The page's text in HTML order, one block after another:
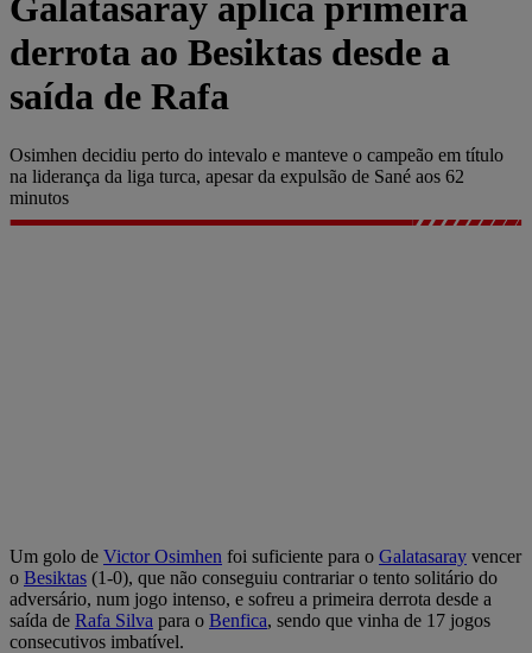
Galatasaray aplica primeira
derrota ao Besiktas desde a
saída de Rafa
Osimhen decidiu perto do intevalo e manteve o campeão em título
na liderança da liga turca, apesar da expulsão de Sané aos 62
minutos
Um golo de Victor Osimhen foi suficiente para o Galatasaray vencer
o Besiktas (1-0), que não conseguiu contrariar o tento solitário do
adversário, num jogo intenso, e sofreu a primeira derrota desde a
saída de Rafa Silva para o Benfica, sendo que vinha de 17 jogos
consecutivos imbatível.